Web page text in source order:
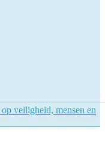
veiligheid, mensen en